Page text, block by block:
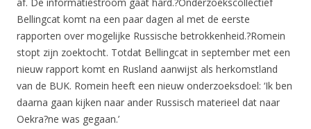
af. De informatiestroom gaat hard.?Onderzoekscollectief
Bellingcat komt na een paar dagen al met de eerste
rapporten over mogelijke Russische betrokkenheid.?Romein
stopt zijn zoektocht. Totdat Bellingcat in september met een
nieuw rapport komt en Rusland aanwijst als herkomstland
van de BUK. Romein heeft een nieuw onderzoeksdoel: ‘Ik ben
daarna gaan kijken naar ander Russisch materieel dat naar
Oekra?ne was gegaan.’